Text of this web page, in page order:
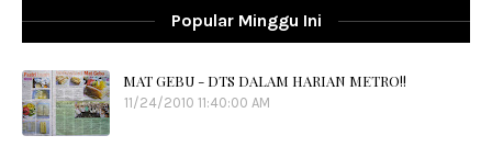
Popular Minggu Ini
MAT GEBU - DTS DALAM HARIAN METRO!!
11/24/2010 11:40:00 AM